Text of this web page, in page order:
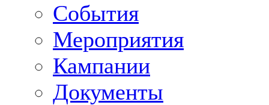
События
Мероприятия
Кампании
Документы